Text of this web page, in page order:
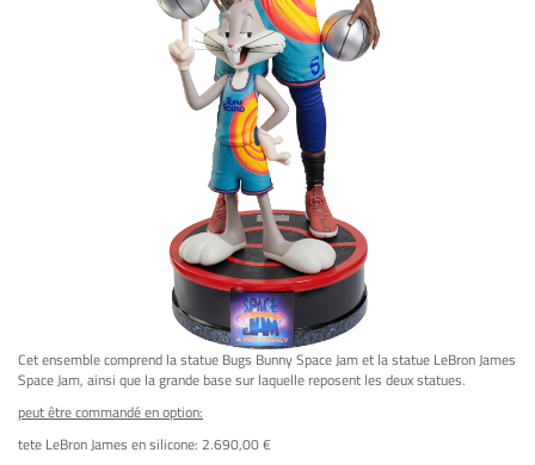
Cet ensemble comprend la statue Bugs Bunny Space Jam et la statue LeBron James
Space Jam, ainsi que la grande base sur laquelle reposent les deux statues.
peut être commandé en option:
tete LeBron James en silicone: 2.690,00 €